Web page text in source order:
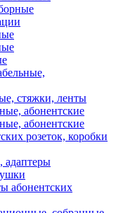
стяжки, ленты
абонентские
абонентские
розеток, коробки
адаптеры
абонентских